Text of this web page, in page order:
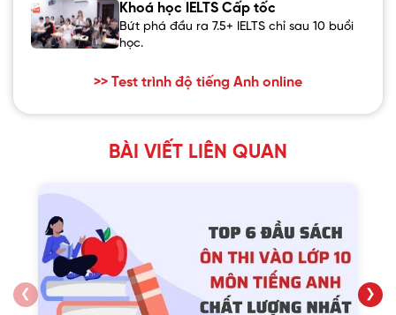
Khoá học IELTS Cấp tốc
Bứt phá đầu ra 7.5+ IELTS chỉ sau 10 buổi
học.
>> Test trình độ tiếng Anh online
BÀI VIẾT LIÊN QUAN
❮ ❯